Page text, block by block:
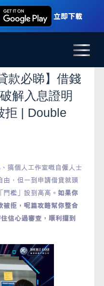
立即下載
款必睇】借錢
解入息證明
拒 | Double
搞個人工作室嘅自僱人士
，但一到申請借貸就頭
檻」設到高高。 如果你
被拒，呢篇攻略幫你整合
信心過審查，順利攞到